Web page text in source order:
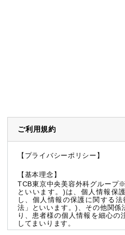
ご利用規約
【プライバシーポリシー】
【基本理念】
TCB東京中央美容外科グループ
といいます。)は、個人情報保
し、個人情報の保護に関する
法」といいます。)、その他関係
り、患者様の個人情報を細心の
してまいります。